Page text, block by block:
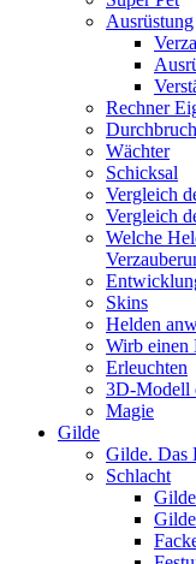
Ausrüstung
Rechner
Wächter
Schicksal
Vergleich
Vergleich
Welche
Skins
Helden
Wirb einen
Erleuchten
3D-Modell
Magie
Gilde
Gilde. Das
Schlacht